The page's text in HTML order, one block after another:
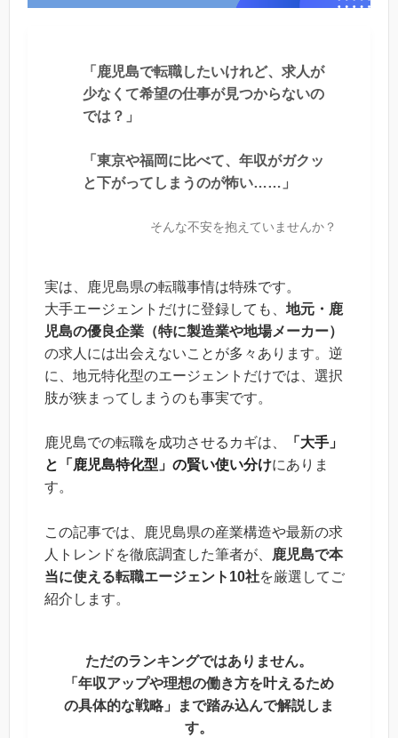
「鹿児島で転職したいけれど、求人が
少なくて希望の仕事が見つからないの
では？」
「東京や福岡に比べて、年収がガクッ
と下がってしまうのが怖い……」
そんな不安を抱えていませんか？
実は、鹿児島県の転職事情は特殊です。
大手エージェントだけに登録しても、地元・鹿
児島の優良企業（特に製造業や地場メーカー）
の求人には出会えないことが多々あります。逆
に、地元特化型のエージェントだけでは、選択
肢が狭まってしまうのも事実です。
鹿児島での転職を成功させるカギは、
「大手」
と「鹿児島特化型」の賢い使い分けにありま
す。
この記事では、鹿児島県の産業構造や最新の求
人トレンドを徹底調査した筆者が、
鹿児島で本
当に使える転職エージェント10社を厳選してご
紹介します。
ただのランキングではありません。
「年収アップや理想の働き方を叶えるため
の具体的な戦略」まで踏み込んで解説しま
す。